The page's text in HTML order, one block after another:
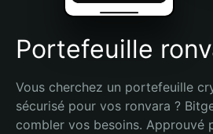
Portefeuille
Vous cherchez un portefeuille
sécurisé pour vos ronvara ?
combler vos besoins. Approuvé